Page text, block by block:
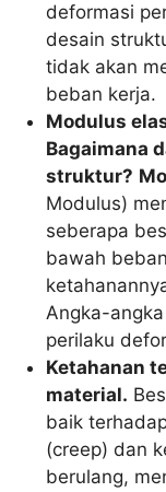
deformasi
desain
tidak akan
beban kerja.
Modulus
Bagaimana
struktur?
Modulus)
seberapa
bawah
Angka-
perilaku
Ketahanan
material.
baik
(creep) dan
berulang,